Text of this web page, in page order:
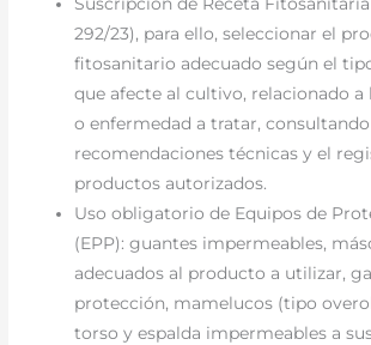
292/23), para ello, seleccionar el
fitosanitario adecuado según el
que afecte al cultivo, relacionado a
o enfermedad a tratar,
recomendaciones técnicas y el
productos autorizados.
Uso obligatorio de Equipos de
(EPP): guantes impermeables,
adecuados al producto a utilizar,
protección, mamelucos (tipo
torso y espalda impermeables a